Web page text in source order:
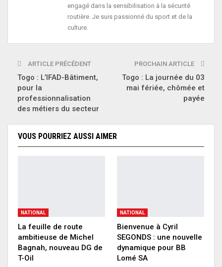
engagé dans la sensibilisation à la sécurité
routière. Je suis passionné du sport et de la
culture.
ARTICLE PRÉCÉDENT
Togo : L’IFAD-Bâtiment,
pour la
professionnalisation
des métiers du secteur
PROCHAIN ARTICLE
Togo : La journée du 03
mai fériée, chômée et
payée
VOUS POURRIEZ AUSSI AIMER
NATIONAL
La feuille de route
ambitieuse de Michel
Bagnah, nouveau DG de
T-Oil
NATIONAL
Bienvenue à Cyril
SEGONDS : une nouvelle
dynamique pour BB
Lomé SA